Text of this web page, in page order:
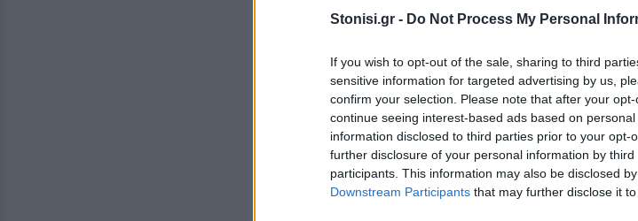
Stonisi.gr - Do Not Process My Personal
If you wish to opt-out of the sale, sharing to third
sensitive information for targeted advertising by us,
confirm your selection. Please note that after your
continue seeing interest-based ads based on
information disclosed to third parties prior to your opt-
further disclosure of your personal information by third
participants. This information may also be disclosed
Downstream Participants that may further disclose it